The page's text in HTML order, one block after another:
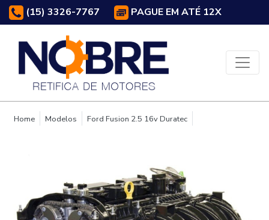
(15) 3326-7767 PAGUE EM ATÉ 12X
Home Modelos Ford Fusion 2.5 16v Duratec